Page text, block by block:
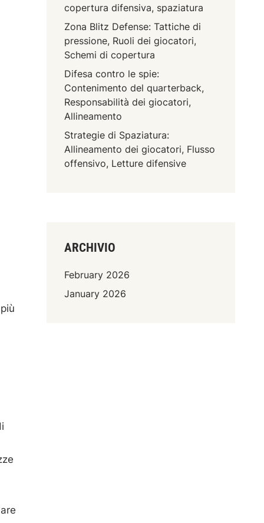
copertura difensiva, spaziatura
Zona Blitz Defense: Tattiche di
pressione, Ruoli dei giocatori,
Schemi di copertura
Difesa contro le spie:
Contenimento del quarterback,
Responsabilità dei giocatori,
Allineamento
Strategie di Spaziatura:
Allineamento dei giocatori, Flusso
offensivo, Letture difensive
ARCHIVIO
February 2026
January 2026